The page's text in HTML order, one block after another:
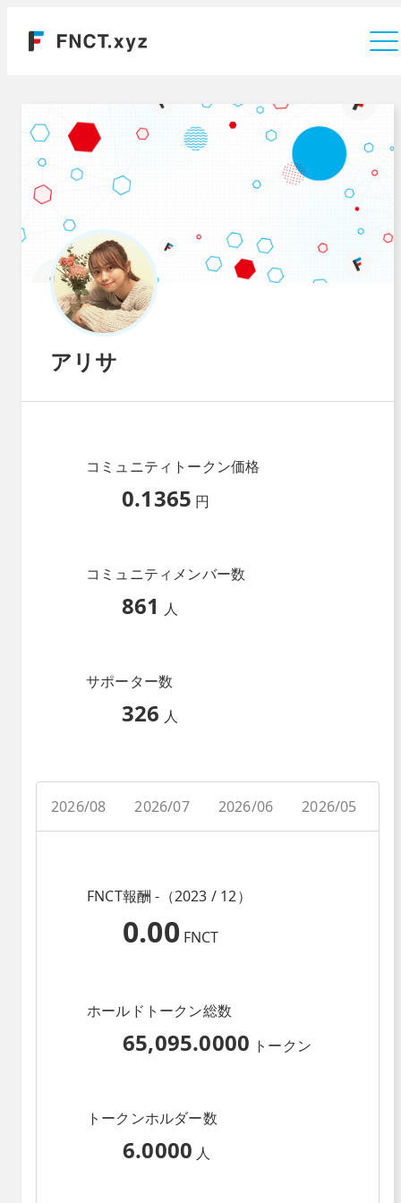
アリサ
コミュニティトークン価格
0.1365 円
コミュニティメンバー数
861 人
サポーター数
326 人
2026/08 2026/07 2026/06 2026/05
FNCT報酬 -（2023 / 12）
0.00 FNCT
ホールドトークン総数
65,095.0000 トークン
トークンホルダー数
6.0000 人